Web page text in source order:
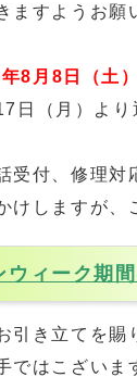
ますようお願
8月8日（土
（月）より
受付、修理対
けしますが、
ウィーク期
引き立てを賜
ではこざい